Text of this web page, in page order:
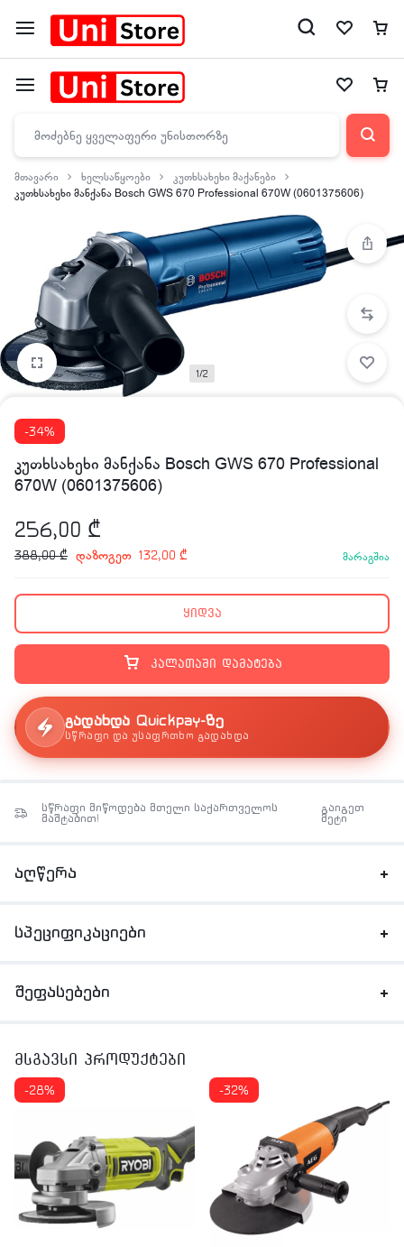
მთავარი ხელსაწყოები
კუთხსახეხი მაქანები
კუთხსახეხი მანქანა Bosch GWS 670 Professional 670W (0601375606)
1/2
-34%
კუთხსახეხი მანქანა Bosch GWS 670 Professional
670W (0601375606)
256,00 ₾
388,00₾ დაზოგეთ 132,00 ₾ მარაგშია
კალათაში დამატება
ყიდვა
გადახდა Quickpay-ზე
სწრაფი და უსაფრთხო გადახდა
სწრაფი მიწოდება მთელი საქართველოს
მაშტაბით!
გაიგეთ
მეტი
აღწერა
სპეციფიკაციები
შეფასებები
მსგავსი პროდუქტები
-28% -32%